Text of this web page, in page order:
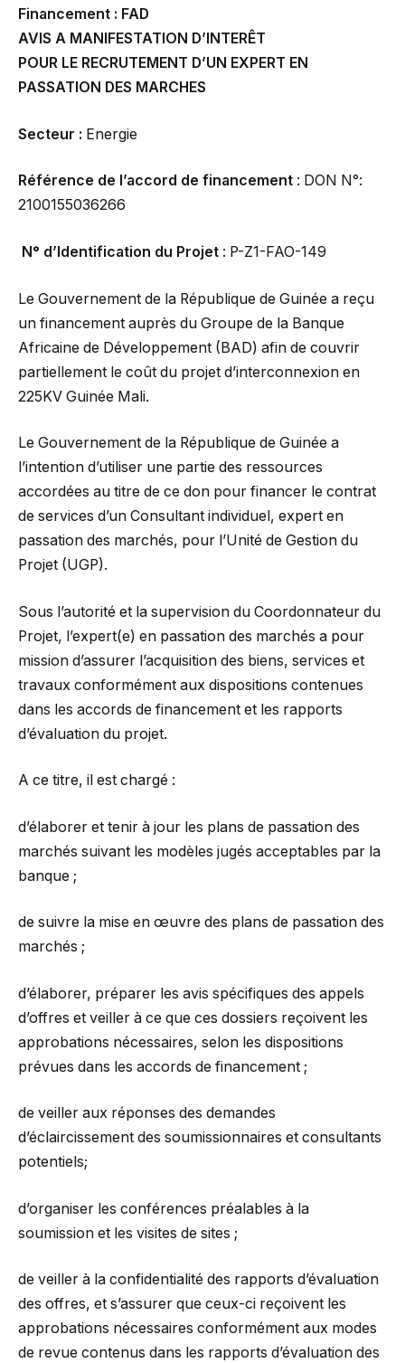
Financement : FAD
AVIS A MANIFESTATION D’INTERÊT
POUR LE RECRUTEMENT D’UN EXPERT EN
PASSATION DES MARCHES
Secteur : Energie
Référence de l’accord de financement : DON N°:
2100155036266
N° d’Identification du Projet : P-Z1-FAO-149
Le Gouvernement de la République de Guinée a reçu
un financement auprès du Groupe de la Banque
Africaine de Développement (BAD) afin de couvrir
partiellement le coût du projet d’interconnexion en
225KV Guinée Mali.
Le Gouvernement de la République de Guinée a
l’intention d’utiliser une partie des ressources
accordées au titre de ce don pour financer le contrat
de services d’un Consultant individuel, expert en
passation des marchés, pour l’Unité de Gestion du
Projet (UGP).
Sous l’autorité et la supervision du Coordonnateur du
Projet, l’expert(e) en passation des marchés a pour
mission d’assurer l’acquisition des biens, services et
travaux conformément aux dispositions contenues
dans les accords de financement et les rapports
d’évaluation du projet.
A ce titre, il est chargé :
d’élaborer et tenir à jour les plans de passation des
marchés suivant les modèles jugés acceptables par la
banque ;
de suivre la mise en œuvre des plans de passation des
marchés ;
d’élaborer, préparer les avis spécifiques des appels
d’offres et veiller à ce que ces dossiers reçoivent les
approbations nécessaires, selon les dispositions
prévues dans les accords de financement ;
de veiller aux réponses des demandes
d’éclaircissement des soumissionnaires et consultants
potentiels;
d’organiser les conférences préalables à la
soumission et les visites de sites ;
de veiller à la confidentialité des rapports d’évaluation
des offres, et s’assurer que ceux-ci reçoivent les
approbations nécessaires conformément aux modes
de revue contenus dans les rapports d’évaluation des